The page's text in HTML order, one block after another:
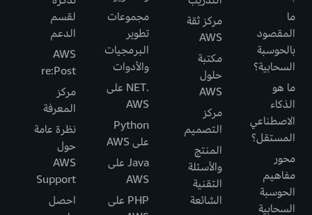
ما
المقصود
بالحوسبة
السحابية؟
ما هو
الذكاء
الاصطناعي
المستقل؟
محور
مفاهيم
الحوسبة
السحابية
مركز ثقة
AWS
مكتبة
حلول
AWS
مركز
التصميم
المنتج
والأسئلة
التقنية
الشائعة
مجموعات
تطوير
البرمجيات
والأدوات
.NET على
AWS
Python
على AWS
Java على
AWS
PHP على
لقسم
الدعم
AWS
re:Post
مركز
المعرفة
نظرة عامة
حول
AWS
Support
احصل